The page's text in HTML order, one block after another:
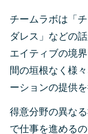
チームラボは「
ダレス」などの
エイティブの境
間の垣根なく様
ーションの提供
得意分野の異な
で仕事を進める